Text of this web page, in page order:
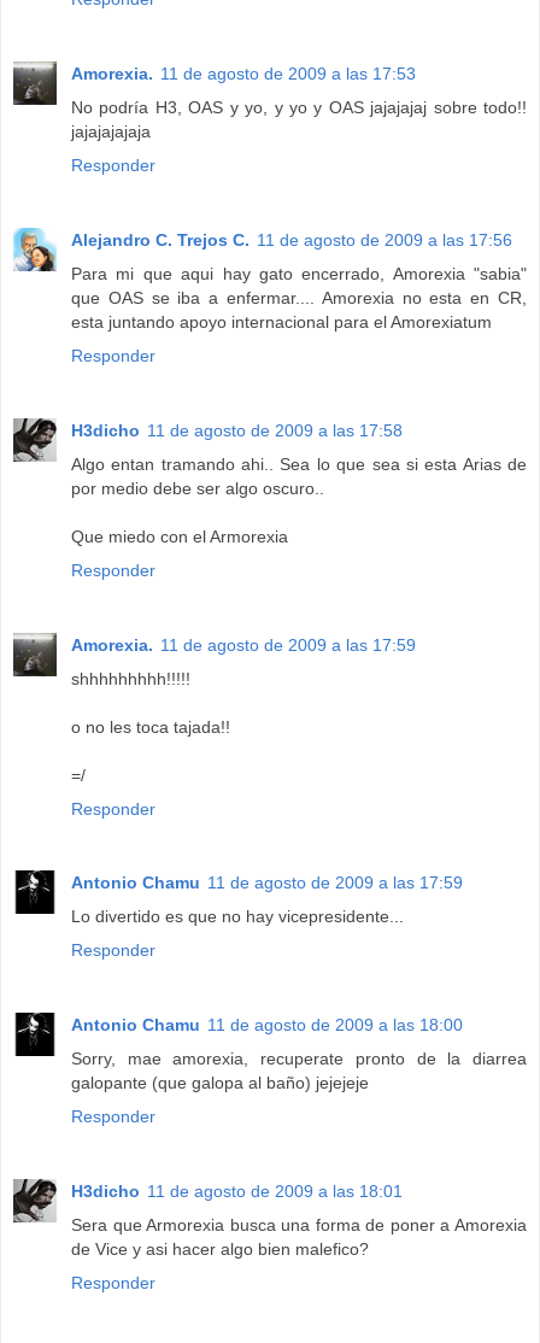
Amorexia. 11 de agosto de 2009 a las 17:53
No podría H3, OAS y yo, y yo y OAS jajajajaj sobre todo!!
jajajajajaja
Responder
Alejandro C. Trejos C. 11 de agosto de 2009 a las 17:56
Para mi que aqui hay gato encerrado, Amorexia "sabia"
que OAS se iba a enfermar.... Amorexia no esta en CR,
esta juntando apoyo internacional para el Amorexiatum
Responder
H3dicho 11 de agosto de 2009 a las 17:58
Algo entan tramando ahi.. Sea lo que sea si esta Arias de
por medio debe ser algo oscuro..
Que miedo con el Armorexia
Responder
Amorexia. 11 de agosto de 2009 a las 17:59
shhhhhhhhh!!!!!
o no les toca tajada!!
=/
Responder
Antonio Chamu 11 de agosto de 2009 a las 17:59
Lo divertido es que no hay vicepresidente...
Responder
Antonio Chamu 11 de agosto de 2009 a las 18:00
Sorry, mae amorexia, recuperate pronto de la diarrea
galopante (que galopa al baño) jejejeje
Responder
H3dicho 11 de agosto de 2009 a las 18:01
Sera que Armorexia busca una forma de poner a Amorexia
de Vice y asi hacer algo bien malefico?
Responder